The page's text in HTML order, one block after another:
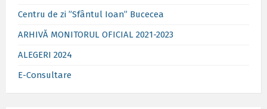
Centru de zi ”Sfântul Ioan” Bucecea
ARHIVĂ MONITORUL OFICIAL 2021-2023
ALEGERI 2024
E-Consultare